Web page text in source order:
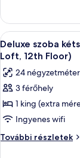
nemdohányzó
(with
Loft,
12th
Floor)
ággyal,
nemdohányzó
(with
Loft,
Floor)
további
A
következő
szoba
összes
képének
megtekintése:
Deluxe
szoba
3
Deluxe szoba
Loft, 12th Floor)
24 négyzetméter
3 férőhely
1 king (extra
Ingyenes wifi
További részletek
Deluxe